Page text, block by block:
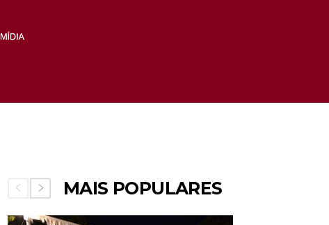
MAIS POPULARES